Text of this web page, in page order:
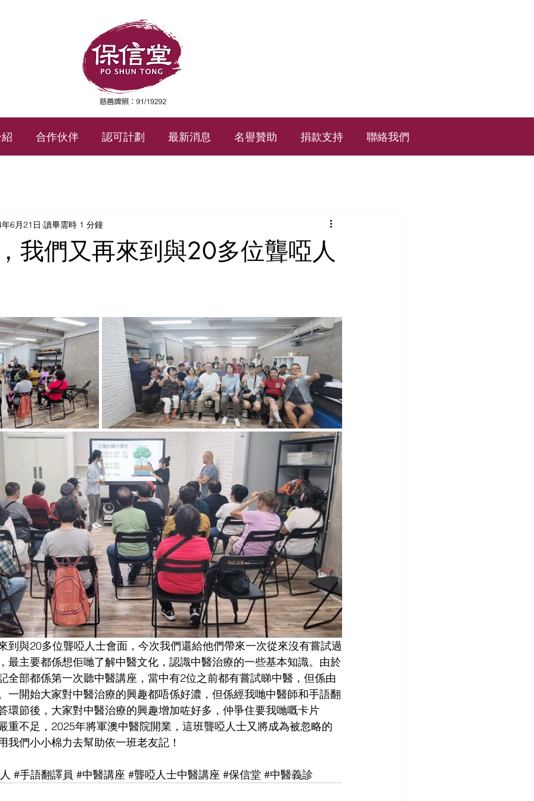
合作伙伴 認可計劃 最新消息 名譽贊助 捐款支持 聯絡我們
我們又再來到與20多位聾啞人
6月21日 讀畢需時 1 分鐘
到與20多位聾啞人士會面，今次我們還給他們帶來一次從來沒有嘗試過
最主要都係想佢哋了解中醫文化，認識中醫治療的一些基本知識。由於
全部都係第一次聽中醫講座，當中有2位之前都有嘗試睇中醫，但係由
一開始大家對中醫治療的興趣都唔係好濃，但係經我哋中醫師和手語翻
環節後，大家對中醫治療的興趣增加咗好多，仲爭住要我哋嘅卡片
重不足，2025年將軍澳中醫院開業，這班聾啞人士又將成為被忽略的
我們小小棉力去幫助依一班老友記！
#手語翻譯員 #中醫講座 #聾啞人士中醫講座 #保信堂 #中醫義診